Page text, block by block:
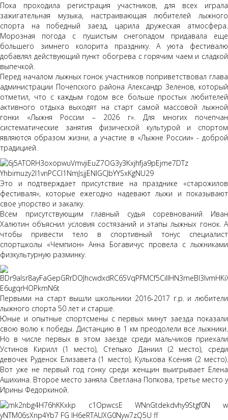
Пока проходила регистрация участников, для всех играла
зажигательная музыка, настраивающая любителей лыжного
спорта на победный заезд, царила дружеская атмосфера.
Морозная погода с пушистым снегопадом придавала еще
большего зимнего колорита празднику. А уюта фестивалю
добавлял действующий пункт обогрева с горячим чаем и сладкой
выпечкой.
Перед началом лыжных гонок участников поприветствовал глава
администрации Почепского района Александр Зеленов, который
отметил, что с каждым годом все больше простых любителей
активного отдыха выходят на старт самой массовой лыжной
гонки «Лыжня России – 2026 г». Для многих почепчан
систематические занятия физической культурой и спортом
являются образом жизни, а участие в «Лыжне России» - доброй
традицией.
Это и подтверждает присутствие на празднике «старожилов
фестиваля», которые ежегодно надевают лыжи и показывают
свое упорство и закалку.
Всем присутствующим главный судья соревнований Иван
Халютин объяснил условия состязаний и этапы лыжных гонок. А
чтобы привести тело в спортивный тонус специалист
спортшколы «Чемпион» Анна Богавичус провела с лыжниками
физкультурную разминку.
Первыми на старт вышли школьники 2016-2017 г.р. и любители
лыжного спорта 50 лет и старше.
Юные и опытные спортсмены с первых минут заезда показали
свою волю к победы. Дистанцию в 1 км преодолели все лыжники.
Но в числе первых в этом заезде среди мальчиков приехали
Устинов Кирилл (1 место), Степыко Даниил (2 место), среди
девочек Руденок Елизавета (1 место), Кулькова Ксения (2 место).
Вот уже не первый год гонку среди женщин выигрывает Елена
Ашихина. Второе место заняла Светлана Попкова, третье место у
Ирины Федоркиной.